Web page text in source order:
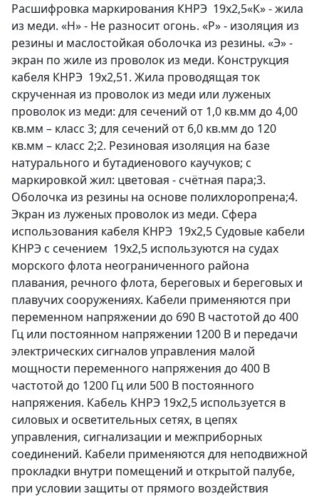
Расшифровка маркирования КНРЭ 19х2,5«К» - жила
из меди. «Н» - Не разносит огонь. «Р» - изоляция из
резины и маслостойкая оболочка из резины. «Э» -
экран по жиле из проволок из меди. Конструкция
кабеля КНРЭ 19х2,51. Жила проводящая ток
скрученная из проволок из меди или луженых
проволок из меди: для сечений от 1,0 кв.мм до 4,00
кв.мм – класс 3; для сечений от 6,0 кв.мм до 120
кв.мм – класс 2;2. Резиновая изоляция на базе
натурального и бутадиенового каучуков; с
маркировкой жил: цветовая - счётная пара;3.
Оболочка из резины на основе полихлоропрена;4.
Экран из луженых проволок из меди. Сфера
использования кабеля КНРЭ 19х2,5 Судовые кабели
КНРЭ с сечением 19х2,5 используются на судах
морского флота неограниченного района
плавания, речного флота, береговых и береговых и
плавучих сооружениях. Кабели применяются при
переменном напряжении до 690 В частотой до 400
Гц или постоянном напряжении 1200 В и передачи
электрических сигналов управления малой
мощности переменного напряжения до 400 В
частотой до 1200 Гц или 500 В постоянного
напряжения. Кабель КНРЭ 19х2,5 используется в
силовых и осветительных сетях, в цепях
управления, сигнализации и межприборных
соединений. Кабели применяются для неподвижной
прокладки внутри помещений и открытой палубе,
при условии защиты от прямого воздействия